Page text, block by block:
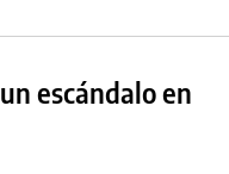
escándalo en